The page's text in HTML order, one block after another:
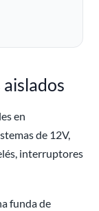
en
de 12V,
interruptores
funda de